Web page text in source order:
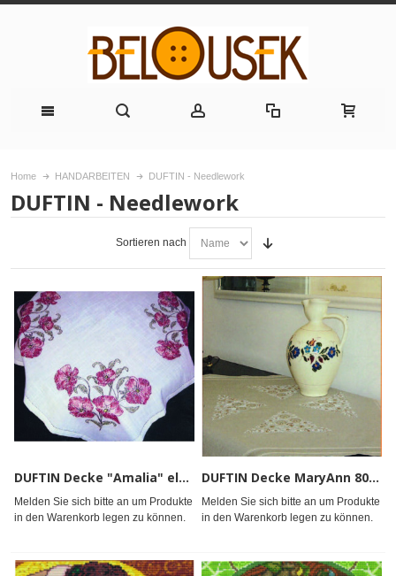
Home HANDARBEITEN DUFTIN - Needlework
DUFTIN - Needlework
Sortieren nach
DUFTIN Decke "Amalia" elfenb. 90x90*
Melden Sie sich bitte an um Produkte
in den Warenkorb legen zu können.
DUFTIN Decke MaryAnn 80x80 *
Melden Sie sich bitte an um Produkte
in den Warenkorb legen zu können.